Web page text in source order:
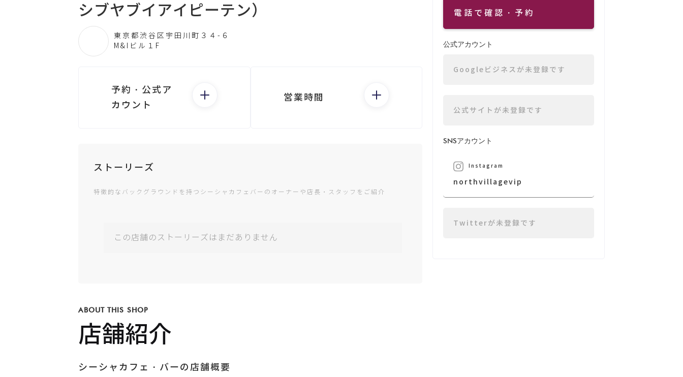
シブヤブイアイピーテン）
東京都渋谷区宇田川町３４-６
M&Iビル１F
予約・公式ア
カウント
Instagram
northvilla
gevip
営業時間
*営業時間は変更する場
ストーリーズ
特徴的なバックグラウンドを持つシーシャカフェバーのオーナーや店長・スタッフをご紹介
この店舗のストーリーズはまだありません
ABOUT THIS SHOP
店舗紹介
シーシャカフェ・バーの店舗概要
電話で確認・予約
公式アカウント
Googleビジネスが未登録です
公式サイトが未登録です
SNSアカウント
Instagram
northvillagevip
Twitterが未登録です